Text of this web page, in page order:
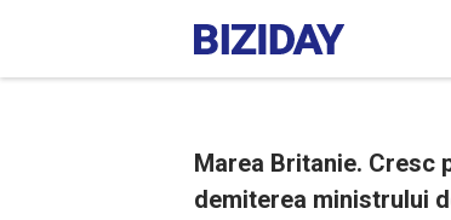
Marea Britanie. Cresc
demiterea ministrului